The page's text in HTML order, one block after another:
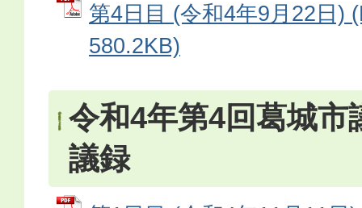
第4日目 (令和4年9月22日)
580.2KB)
令和4年第4回葛城市
議録